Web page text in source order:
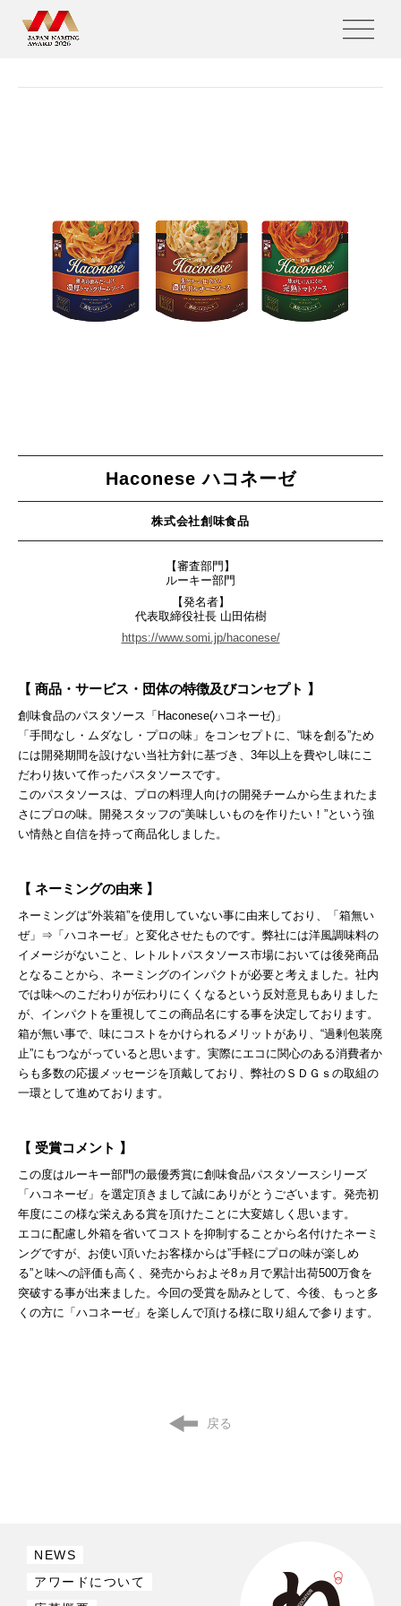
Haconese ハコネーゼ
株式会社創味食品
【審査部門】
ルーキー部門
【発名者】
代表取締役社長 山田佑樹
https://www.somi.jp/haconese/
【 商品・サービス・団体の特徴及びコンセプト 】
創味食品のパスタソース「Haconese(ハコネーゼ)」
「手間なし・ムダなし・プロの味」をコンセプトに、“味を創る”ため
には開発期間を設けない当社方針に基づき、3年以上を費やし味にこ
だわり抜いて作ったパスタソースです。
このパスタソースは、プロの料理人向けの開発チームから生まれたま
さにプロの味。開発スタッフの“美味しいものを作りたい！”という強
い情熱と自信を持って商品化しました。
【 ネーミングの由来 】
ネーミングは“外装箱”を使用していない事に由来しており、「箱無い
ぜ」⇒「ハコネーゼ」と変化させたものです。弊社には洋風調味料の
イメージがないこと、レトルトパスタソース市場においては後発商品
となることから、ネーミングのインパクトが必要と考えました。社内
では味へのこだわりが伝わりにくくなるという反対意見もありました
が、インパクトを重視してこの商品名にする事を決定しております。
箱が無い事で、味にコストをかけられるメリットがあり、“過剰包装廃
止”にもつながっていると思います。実際にエコに関心のある消費者か
らも多数の応援メッセージを頂戴しており、弊社のＳＤＧｓの取組の
一環として進めております。
【 受賞コメント 】
この度はルーキー部門の最優秀賞に創味食品パスタソースシリーズ
「ハコネーゼ」を選定頂きまして誠にありがとうございます。発売初
年度にこの様な栄えある賞を頂けたことに大変嬉しく思います。
エコに配慮し外箱を省いてコストを抑制することから名付けたネーミ
ングですが、お使い頂いたお客様からは”手軽にプロの味が楽しめ
る”と味への評価も高く、発売からおよそ8ヵ月で累計出荷500万食を
突破する事が出来ました。今回の受賞を励みとして、今後、もっと多
くの方に「ハコネーゼ」を楽しんで頂ける様に取り組んで参ります。
戻る
NEWS
アワードについて